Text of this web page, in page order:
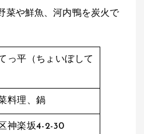
菜や鮮魚、河内鴨を炭火で
っ平（ちょいぼして
料理、鍋
神楽坂4-2-30